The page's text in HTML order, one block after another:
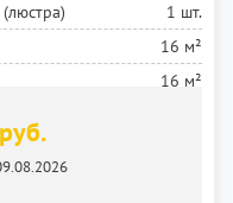
1 шт.
16 м²
16 м²
руб.